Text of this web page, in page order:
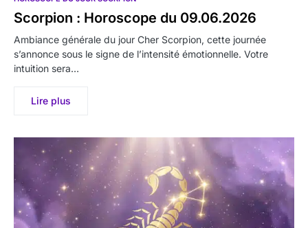
Scorpion : Horoscope du 09.06.2026
Ambiance générale du jour Cher Scorpion, cette journée
s’annonce sous le signe de l’intensité émotionnelle. Votre
intuition sera…
Lire plus